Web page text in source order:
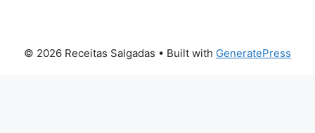
© 2026 Receitas Salgadas • Built with GeneratePress